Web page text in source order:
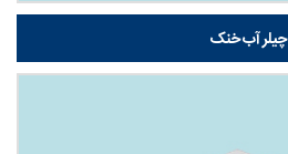
چیلر آب خنک